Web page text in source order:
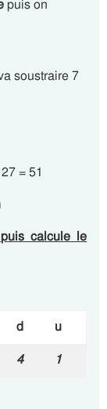
puis on
soustraire 7
= 51
calcule le
d
u
4 1